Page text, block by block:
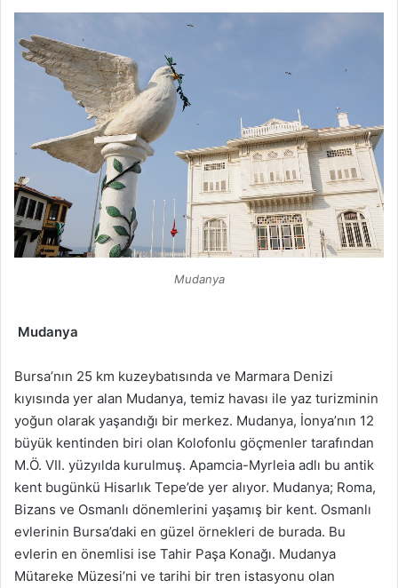
Mudanya
Mudanya
Bursa’nın 25 km kuzeybatısında ve Marmara Denizi
kıyısında yer alan Mudanya, temiz havası ile yaz turizminin
yoğun olarak yaşandığı bir merkez. Mudanya, İonya’nın 12
büyük kentinden biri olan Kolofonlu göçmenler tarafından
M.Ö. VII. yüzyılda kurulmuş. Apamcia-Myrleia adlı bu antik
kent bugünkü Hisarlık Tepe’de yer alıyor. Mudanya; Roma,
Bizans ve Osmanlı dönemlerini yaşamış bir kent. Osmanlı
evlerinin Bursa’daki en güzel örnekleri de burada. Bu
evlerin en önemlisi ise Tahir Paşa Konağı. Mudanya
Mütareke Müzesi’ni ve tarihi bir tren istasyonu olan